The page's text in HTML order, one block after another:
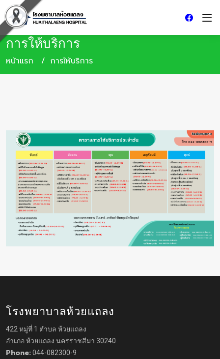
การให้บริการ
หน้าแรก การให้บริการ
โรงพยาบาลห้วยแถลง
422 หมู่ที่ 1 ตำบล ห้วยแถลง
อำเภอ ห้วยแถลง นครราชสีมา 30240
Phone:044-082300-9